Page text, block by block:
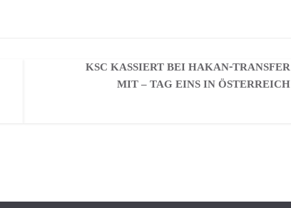
KSC KASSIERT BEI HAKAN-TRANSFER
MIT – TAG EINS IN ÖSTERREICH